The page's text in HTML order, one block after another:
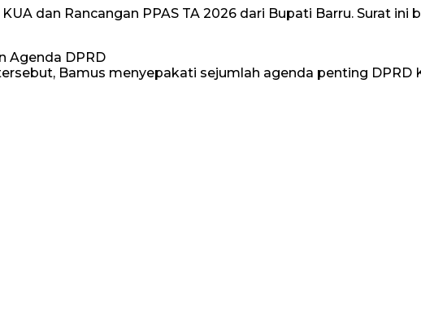
dan Rancangan PPAS TA 2026 dari Bupati Barru. Surat ini
Agenda DPRD
Bamus menyepakati sejumlah agenda penting